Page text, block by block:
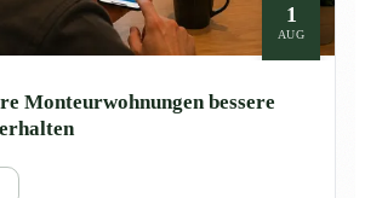
1
AUG
Monteurwohnungen bessere